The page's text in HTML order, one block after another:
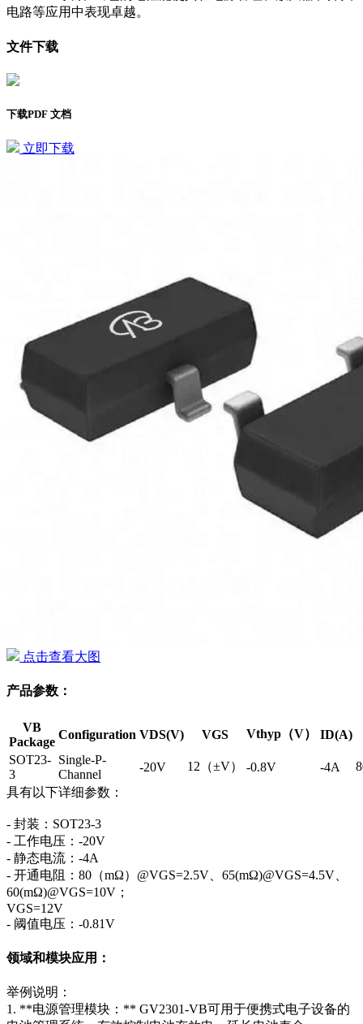
电路等应用中表现卓越。
文件下载
下载PDF 文档
立即下载
点击查看大图
产品参数：
VB
Package
Configuration VDS(V) VGS Vthyp（V）
ID(A)
SOT23-
3
Single-P-
Channel
-20V 12（±V） -0.8V -4A
具有以下详细参数：
- 封装：SOT23-3
- 工作电压：-20V
- 静态电流：-4A
- 开通电阻：80（mΩ）@VGS=2.5V、65(mΩ)@VGS=4.5V、
60(mΩ)@VGS=10V；
VGS=12V
- 阈值电压：-0.81V
领域和模块应用：
举例说明：
1. **电源管理模块：** GV2301-VB可用于便携式电子设备的